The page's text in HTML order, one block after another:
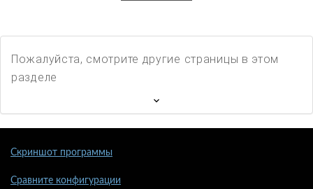
Пожалуйста, смотрите другие страницы в этом
разделе
Скриншот программы
Сравните конфигурации